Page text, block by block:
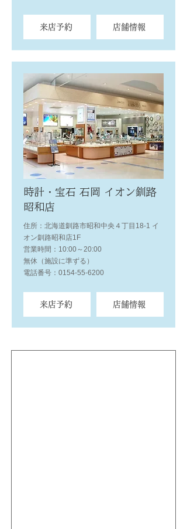
来店予約 店舗情報
時計・宝石 石岡 イオン釧路
昭和店
住所：北海道釧路市昭和中央４丁目18-1 イ
オン釧路昭和店1F
営業時間：10:00～20:00
無休（施設に準ずる）
電話番号：0154-55-6200
来店予約 店舗情報